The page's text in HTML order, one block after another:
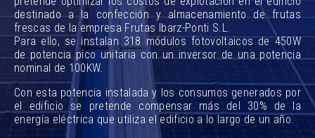
destinado a la confección y almacenamiento de frutas
frescas de la empresa Frutas Ibarz-Ponti S.L.
Para ello, se instalan 318 módulos fotovoltaicos de 450W
de potencia pico unitaria con un inversor de una potencia
nominal de 100KW.
Con esta potencia instalada y los consumos generados por
el edificio se pretende compensar más del 30% de la
energía eléctrica que utiliza el edificio a lo largo de un año.